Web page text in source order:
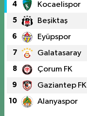
4 Kocaelispor
5 Beşiktaş
6 Eyüpspor
7 Galatasaray
8 Çorum FK
9 Gaziantep FK
10 Alanyaspor